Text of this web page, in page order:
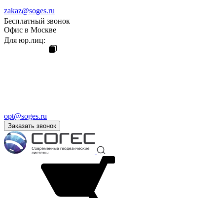
zakaz@soges.ru
Бесплатный звонок
Офис в Москве
Для юр.лиц:
opt@soges.ru
Заказать звонок